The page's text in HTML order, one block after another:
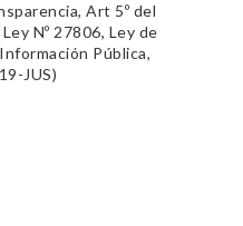
Art 5º del
Nº 27806, Ley de
Pública,
JUS)